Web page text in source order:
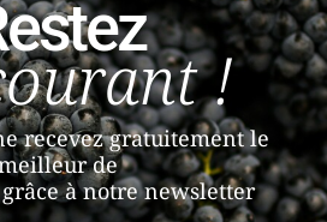
!
recevez gratuitement le
de
à notre newsletter